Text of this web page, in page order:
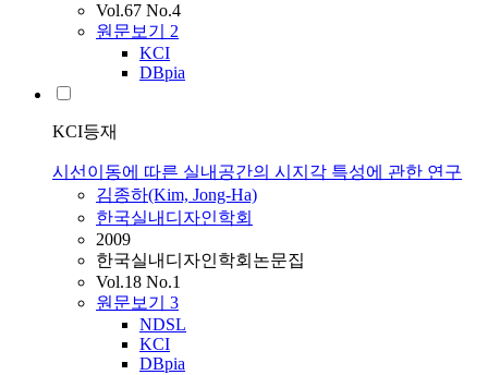
Vol.67 No.4
원문보기 2
KCI
DBpia
KCI등재
시선이동에 따른 실내공간의 시지각 특성에 관한 연구
김종하(Kim, Jong-Ha)
한국실내디자인학회
2009
한국실내디자인학회논문집
Vol.18 No.1
원문보기 3
NDSL
KCI
DBpia